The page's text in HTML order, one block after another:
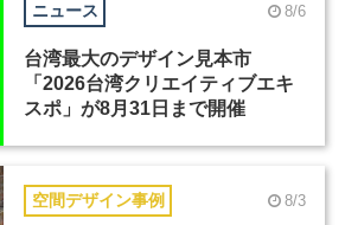
ニュース 8/6
台湾最大のデザイン見本市
「2026台湾クリエイティブエキ
スポ」が8月31日まで開催
空間デザイン事例 8/3